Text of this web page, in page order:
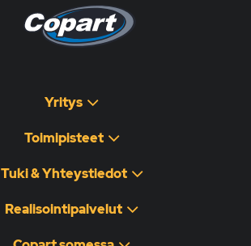
Yritys
Toimipisteet
Tuki & Yhteystiedot
Realisointipalvelut